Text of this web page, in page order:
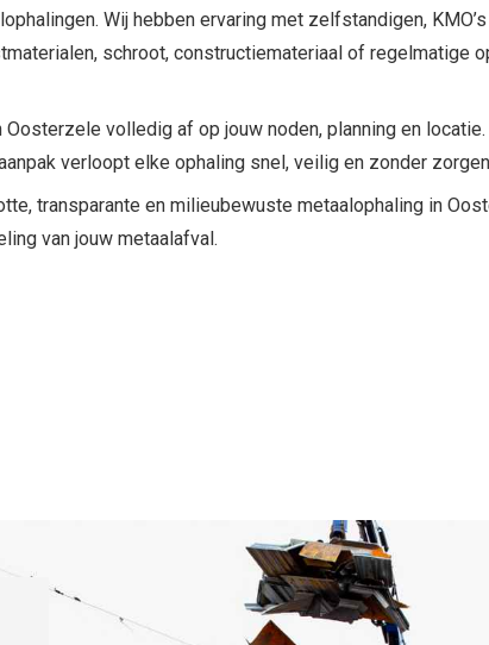
Wij hebben ervaring met zelfstandigen,
schroot, constructiemateriaal of regelmatige
volledig af op jouw noden, planning en
verloopt elke ophaling snel, veilig en zonder
transparante en milieubewuste metaalophaling in
van jouw metaalafval.